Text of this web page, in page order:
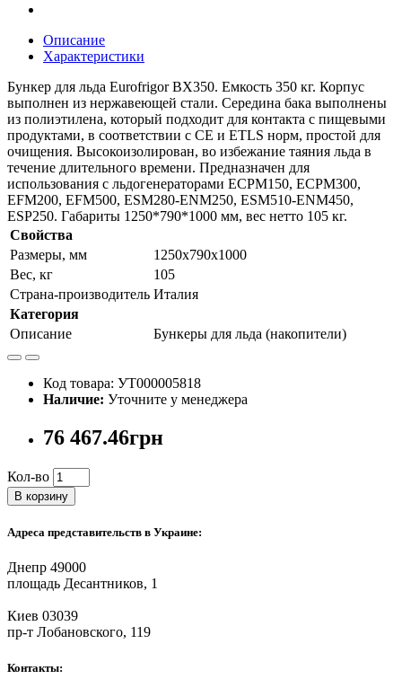
Описание
Характеристики
Бункер для льда Eurofrigor BX350. Емкость 350 кг. Корпус
выполнен из нержавеющей стали. Середина бака выполнены
из полиэтилена, который подходит для контакта с пищевыми
продуктами, в соответствии с CE и ETLS норм, простой для
очищения. Высокоизолирован, во избежание таяния льда в
течение длительного времени. Предназначен для
использования с льдогенераторами ECPM150, ECPM300,
EFM200, EFM500, ESM280-ENM250, ESM510-ENM450,
ESP250. Габариты 1250*790*1000 мм, вес нетто 105 кг.
Свойства
Размеры, мм
1250х790х1000
Вес, кг
105
Страна-производитель Италия
Категория
Описание
Бункеры для льда (накопители)
Код товара: УТ000005818
Наличие: Уточните у менеджера
76 467.46грн
Кол-во
В корзину
Адреса представительств в Украине:
Днепр 49000
площадь Десантников, 1
Киев 03039
пр-т Лобановского, 119
Контакты: